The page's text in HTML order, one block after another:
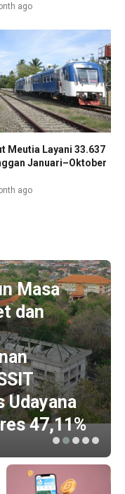
ago
Meutia Layani 33.637
Januari–Oktober
ago
Masa
dan
Udayana
47,11%